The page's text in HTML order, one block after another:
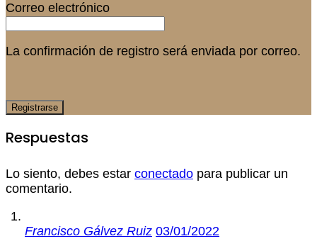
Correo electrónico
La confirmación de registro será enviada por correo.
Respuestas
Lo siento, debes estar conectado para publicar un
comentario.
Francisco Gálvez Ruiz 03/01/2022